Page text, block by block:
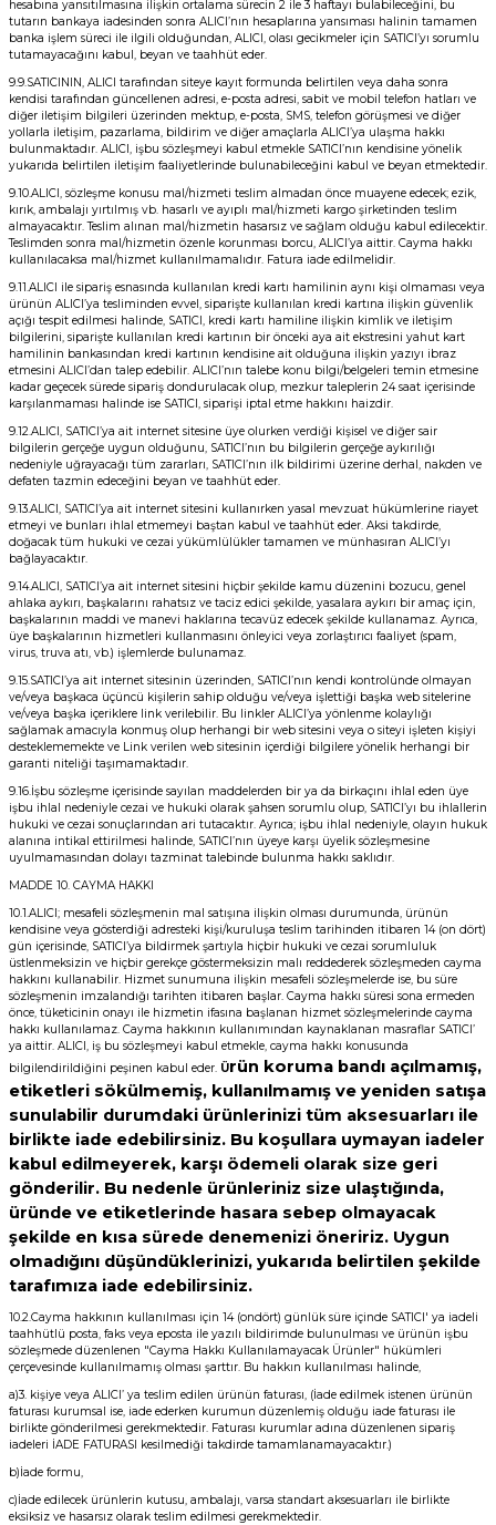
hesabına yansıtılmasına ilişkin ortalama sürecin 2 ile 3 haftayı bulabileceğini, bu
tutarın bankaya iadesinden sonra ALICI’nın hesaplarına yansıması halinin tamamen
banka işlem süreci ile ilgili olduğundan, ALICI, olası gecikmeler için SATICI’yı sorumlu
tutamayacağını kabul, beyan ve taahhüt eder.
9.9.SATICININ, ALICI tarafından siteye kayıt formunda belirtilen veya daha sonra
kendisi tarafından güncellenen adresi, e-posta adresi, sabit ve mobil telefon hatları ve
diğer iletişim bilgileri üzerinden mektup, e-posta, SMS, telefon görüşmesi ve diğer
yollarla iletişim, pazarlama, bildirim ve diğer amaçlarla ALICI’ya ulaşma hakkı
bulunmaktadır. ALICI, işbu sözleşmeyi kabul etmekle SATICI’nın kendisine yönelik
yukarıda belirtilen iletişim faaliyetlerinde bulunabileceğini kabul ve beyan etmektedir.
9.10.ALICI, sözleşme konusu mal/hizmeti teslim almadan önce muayene edecek; ezik,
kırık, ambalajı yırtılmış vb. hasarlı ve ayıplı mal/hizmeti kargo şirketinden teslim
almayacaktır. Teslim alınan mal/hizmetin hasarsız ve sağlam olduğu kabul edilecektir.
Teslimden sonra mal/hizmetin özenle korunması borcu, ALICI’ya aittir. Cayma hakkı
kullanılacaksa mal/hizmet kullanılmamalıdır. Fatura iade edilmelidir.
9.11.ALICI ile sipariş esnasında kullanılan kredi kartı hamilinin aynı kişi olmaması veya
ürünün ALICI’ya tesliminden evvel, siparişte kullanılan kredi kartına ilişkin güvenlik
açığı tespit edilmesi halinde, SATICI, kredi kartı hamiline ilişkin kimlik ve iletişim
bilgilerini, siparişte kullanılan kredi kartının bir önceki aya ait ekstresini yahut kart
hamilinin bankasından kredi kartının kendisine ait olduğuna ilişkin yazıyı ibraz
etmesini ALICI’dan talep edebilir. ALICI’nın talebe konu bilgi/belgeleri temin etmesine
kadar geçecek sürede sipariş dondurulacak olup, mezkur taleplerin 24 saat içerisinde
karşılanmaması halinde ise SATICI, siparişi iptal etme hakkını haizdir.
9.12.ALICI, SATICI’ya ait internet sitesine üye olurken verdiği kişisel ve diğer sair
bilgilerin gerçeğe uygun olduğunu, SATICI’nın bu bilgilerin gerçeğe aykırılığı
nedeniyle uğrayacağı tüm zararları, SATICI’nın ilk bildirimi üzerine derhal, nakden ve
defaten tazmin edeceğini beyan ve taahhüt eder.
9.13.ALICI, SATICI’ya ait internet sitesini kullanırken yasal mevzuat hükümlerine riayet
etmeyi ve bunları ihlal etmemeyi baştan kabul ve taahhüt eder. Aksi takdirde,
doğacak tüm hukuki ve cezai yükümlülükler tamamen ve münhasıran ALICI’yı
bağlayacaktır.
9.14.ALICI, SATICI’ya ait internet sitesini hiçbir şekilde kamu düzenini bozucu, genel
ahlaka aykırı, başkalarını rahatsız ve taciz edici şekilde, yasalara aykırı bir amaç için,
başkalarının maddi ve manevi haklarına tecavüz edecek şekilde kullanamaz. Ayrıca,
üye başkalarının hizmetleri kullanmasını önleyici veya zorlaştırıcı faaliyet (spam,
virus, truva atı, vb.) işlemlerde bulunamaz.
9.15.SATICI’ya ait internet sitesinin üzerinden, SATICI’nın kendi kontrolünde olmayan
ve/veya başkaca üçüncü kişilerin sahip olduğu ve/veya işlettiği başka web sitelerine
ve/veya başka içeriklere link verilebilir. Bu linkler ALICI’ya yönlenme kolaylığı
sağlamak amacıyla konmuş olup herhangi bir web sitesini veya o siteyi işleten kişiyi
desteklememekte ve Link verilen web sitesinin içerdiği bilgilere yönelik herhangi bir
garanti niteliği taşımamaktadır.
9.16.İşbu sözleşme içerisinde sayılan maddelerden bir ya da birkaçını ihlal eden üye
işbu ihlal nedeniyle cezai ve hukuki olarak şahsen sorumlu olup, SATICI’yı bu ihlallerin
hukuki ve cezai sonuçlarından ari tutacaktır. Ayrıca; işbu ihlal nedeniyle, olayın hukuk
alanına intikal ettirilmesi halinde, SATICI’nın üyeye karşı üyelik sözleşmesine
uyulmamasından dolayı tazminat talebinde bulunma hakkı saklıdır.
MADDE 10. CAYMA HAKKI
10.1.ALICI; mesafeli sözleşmenin mal satışına ilişkin olması durumunda, ürünün
kendisine veya gösterdiği adresteki kişi/kuruluşa teslim tarihinden itibaren 14 (on dört)
gün içerisinde, SATICI’ya bildirmek şartıyla hiçbir hukuki ve cezai sorumluluk
üstlenmeksizin ve hiçbir gerekçe göstermeksizin malı reddederek sözleşmeden cayma
hakkını kullanabilir. Hizmet sunumuna ilişkin mesafeli sözleşmelerde ise, bu süre
sözleşmenin imzalandığı tarihten itibaren başlar. Cayma hakkı süresi sona ermeden
önce, tüketicinin onayı ile hizmetin ifasına başlanan hizmet sözleşmelerinde cayma
hakkı kullanılamaz. Cayma hakkının kullanımından kaynaklanan masraflar SATICI’
ya aittir. ALICI, iş bu sözleşmeyi kabul etmekle, cayma hakkı konusunda
bilgilendirildiğini peşinen kabul eder. Ürün koruma bandı açılmamış,
etiketleri sökülmemiş, kullanılmamış ve yeniden satışa
sunulabilir durumdaki ürünlerinizi tüm aksesuarları ile
birlikte iade edebilirsiniz. Bu koşullara uymayan iadeler
kabul edilmeyerek, karşı ödemeli olarak size geri
gönderilir. Bu nedenle ürünleriniz size ulaştığında,
üründe ve etiketlerinde hasara sebep olmayacak
şekilde en kısa sürede denemenizi öneririz. Uygun
olmadığını düşündüklerinizi, yukarıda belirtilen şekilde
tarafımıza iade edebilirsiniz.
10.2.Cayma hakkının kullanılması için 14 (ondört) günlük süre içinde SATICI' ya iadeli
taahhütlü posta, faks veya eposta ile yazılı bildirimde bulunulması ve ürünün işbu
sözleşmede düzenlenen "Cayma Hakkı Kullanılamayacak Ürünler" hükümleri
çerçevesinde kullanılmamış olması şarttır. Bu hakkın kullanılması halinde,
a)3. kişiye veya ALICI’ ya teslim edilen ürünün faturası, (İade edilmek istenen ürünün
faturası kurumsal ise, iade ederken kurumun düzenlemiş olduğu iade faturası ile
birlikte gönderilmesi gerekmektedir. Faturası kurumlar adına düzenlenen sipariş
iadeleri İADE FATURASI kesilmediği takdirde tamamlanamayacaktır.)
b)İade formu,
c)İade edilecek ürünlerin kutusu, ambalajı, varsa standart aksesuarları ile birlikte
eksiksiz ve hasarsız olarak teslim edilmesi gerekmektedir.